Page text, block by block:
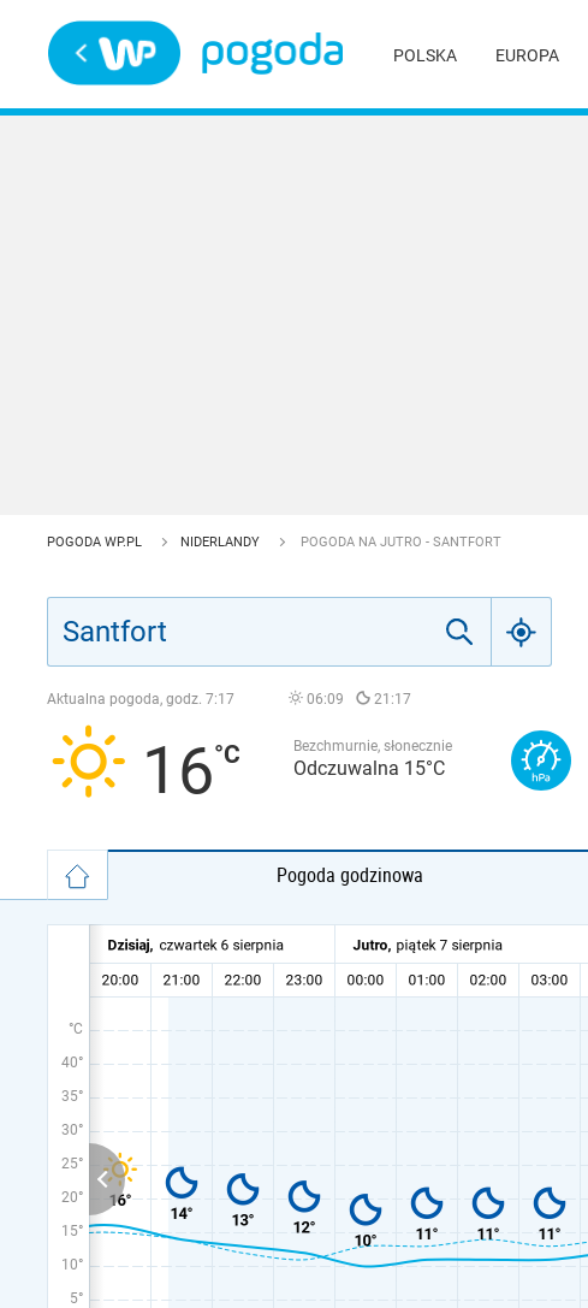
POLSKA EUROPA
POGODA WP.PL NIDERLANDY POGODA NA JUTRO - SANTFORT
Aktualna pogoda, godz. 7:17 06:09 21:17
16 Bezchmurnie, słonecznie
Odczuwalna 15°C
Pogoda godzinowa
°C
40°
35°
30°
25°
20°
15°
10°
5°